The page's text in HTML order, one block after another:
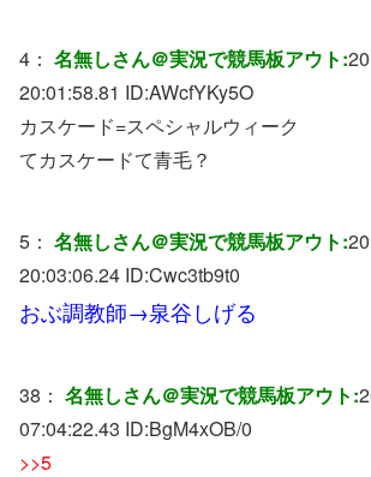
4： 名無しさん＠実況で競馬板アウト:
20:01:58.81 ID:AWcfYKy5O
カスケード=スペシャルウィーク
てカスケードて青毛？
5： 名無しさん＠実況で競馬板アウト:
20:03:06.24 ID:Cwc3tb9t0
おぶ調教師→泉谷しげる
38： 名無しさん＠実況で競馬板アウト:
07:04:22.43 ID:BgM4xOB/0
>>5